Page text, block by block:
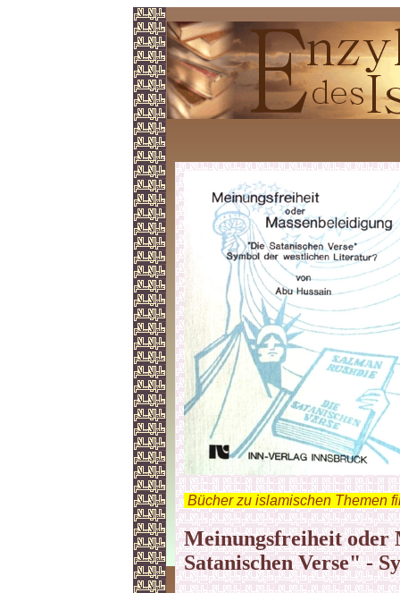
Bücher zu islamischen Themen
Meinungsfreiheit oder
Satanischen Verse" -